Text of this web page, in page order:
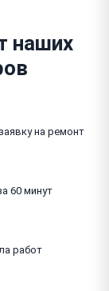
наших
на ремонт
60 минут
работ